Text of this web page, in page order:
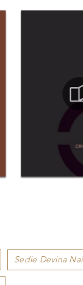
Sedie Devina